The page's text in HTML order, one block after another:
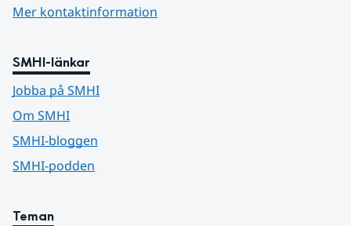
Mer kontaktinformation
SMHI-länkar
Jobba på SMHI
Om SMHI
SMHI-bloggen
SMHI-podden
Teman